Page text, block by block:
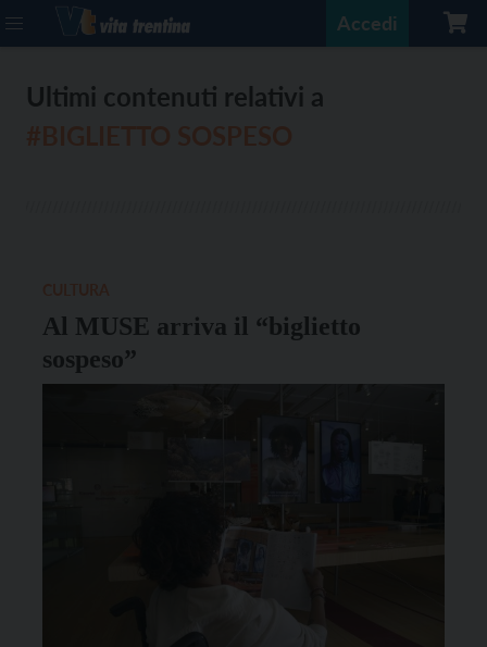
Accedi
Ultimi contenuti relativi a
Al MUSE arriva il “biglietto
sospeso”